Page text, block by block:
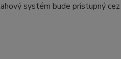
systém bude prístupný